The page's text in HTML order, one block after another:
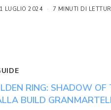
LUGLIO 2024 7 MINUTI DI
RING: SHADOW OF
BUILD